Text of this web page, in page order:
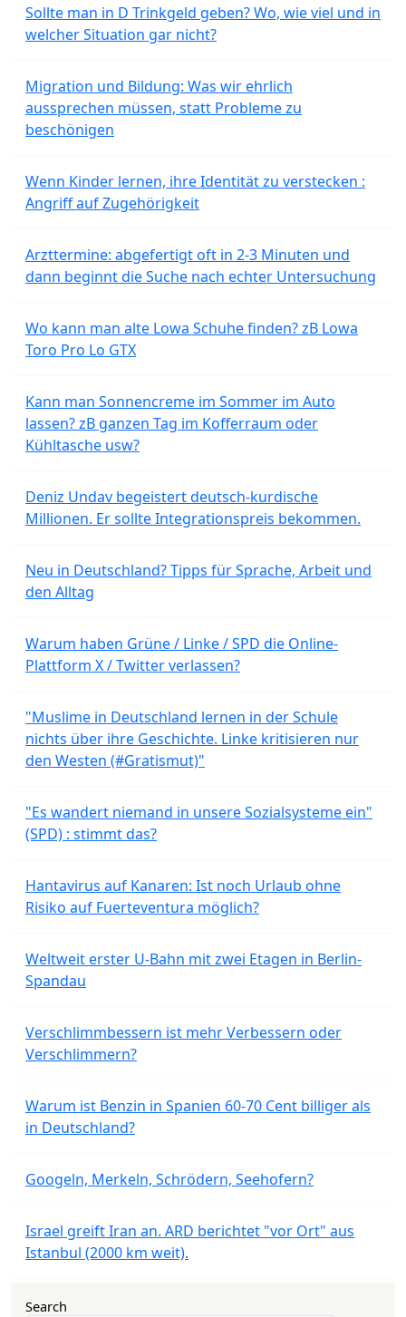
Sollte man in D Trinkgeld geben? Wo, wie viel und in
welcher Situation gar nicht?
Migration und Bildung: Was wir ehrlich
aussprechen müssen, statt Probleme zu
beschönigen
Wenn Kinder lernen, ihre Identität zu verstecken :
Angriff auf Zugehörigkeit
Arzttermine: abgefertigt oft in 2-3 Minuten und
dann beginnt die Suche nach echter Untersuchung
Wo kann man alte Lowa Schuhe finden? zB Lowa
Toro Pro Lo GTX
Kann man Sonnencreme im Sommer im Auto
lassen? zB ganzen Tag im Kofferraum oder
Kühltasche usw?
Deniz Undav begeistert deutsch-kurdische
Millionen. Er sollte Integrationspreis bekommen.
Neu in Deutschland? Tipps für Sprache, Arbeit und
den Alltag
Warum haben Grüne / Linke / SPD die Online-
Plattform X / Twitter verlassen?
"Muslime in Deutschland lernen in der Schule
nichts über ihre Geschichte. Linke kritisieren nur
den Westen (#Gratismut)"
"Es wandert niemand in unsere Sozialsysteme ein"
(SPD) : stimmt das?
Hantavirus auf Kanaren: Ist noch Urlaub ohne
Risiko auf Fuerteventura möglich?
Weltweit erster U-Bahn mit zwei Etagen in Berlin-
Spandau
Verschlimmbessern ist mehr Verbessern oder
Verschlimmern?
Warum ist Benzin in Spanien 60-70 Cent billiger als
in Deutschland?
Googeln, Merkeln, Schrödern, Seehofern?
Israel greift Iran an. ARD berichtet "vor Ort" aus
Istanbul (2000 km weit).
Search